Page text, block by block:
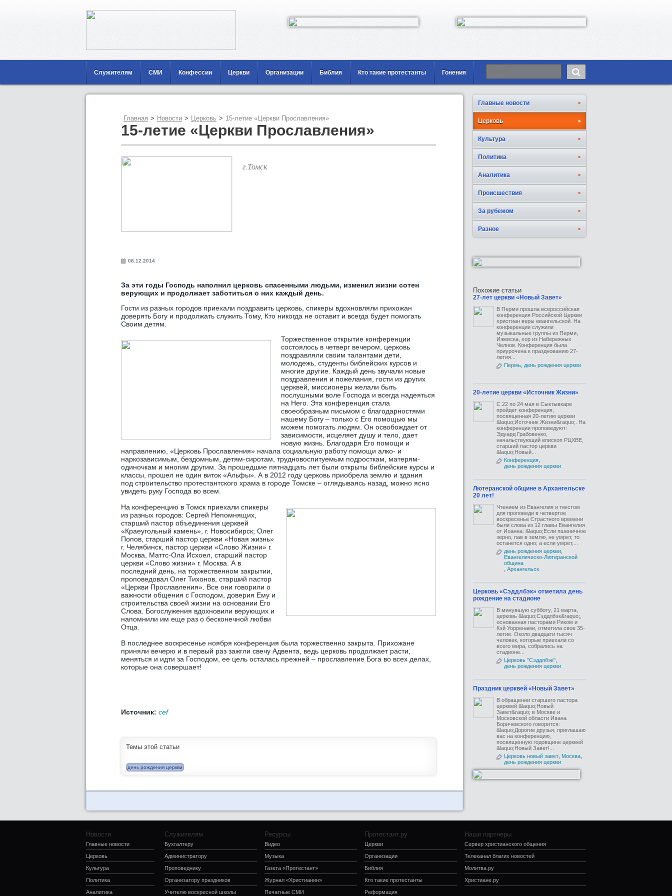
Служителям СМИ Конфессии Церкви Организации Библия Кто такие протестанты Гонения
Главная > Новости > Церковь > 15-летие «Церкви Прославления»
15-летие «Церкви Прославления»
г.Томск
08.12.2014
За эти годы Господь наполнил церковь спасенными людьми, изменил жизни сотен
верующих и продолжает заботиться о них каждый день.
Гости из разных городов приехали поздравить церковь, спикеры вдохновляли прихожан
доверять Богу и продолжать служить Тому, Кто никогда не оставит и всегда будет помогать
Своим детям.
Торжественное открытие конференции
состоялось в четверг вечером, церковь
поздравляли своим талантами дети,
молодежь, студенты библейских курсов и
многие другие. Каждый день звучали новые
поздравления и пожелания, гости из других
церквей, миссионеры желали быть
послушными воле Господа и всегда надеяться
на Него. Эта конференция стала
своеобразным письмом с благодарностями
нашему Богу – только с Его помощью мы
можем помогать людям. Он освобождает от
зависимости, исцеляет душу и тело, дает
новую жизнь. Благодаря Его помощи и
направлению, «Церковь Прославления» начала социальную работу помощи алко- и
наркозависимым, бездомным, детям-сиротам, трудновоспитуемым подросткам, матерям-
одиночкам и многим другим. За прошедшие пятнадцать лет были открыты библейские курсы и
классы, прошел не один виток «Альфы». А в 2012 году церковь приобрела землю и здания
под строительство протестантского храма в городе Томске – оглядываясь назад, можно ясно
увидеть руку Господа во всем.
На конференцию в Томск приехали спикеры
из разных городов: Сергей Непомнящих,
старший пастор объединения церквей
«Краеугольный камень», г. Новосибирск; Олег
Попов, старший пастор церкви «Новая жизнь»
г. Челябинск, пастор церкви «Слово Жизни» г.
Москва, Маттс-Ола Исхоел, старший пастор
церкви «Слово жизни» г. Москва. А в
последний день, на торжественном закрытии,
проповедовал Олег Тихонов, старший пастор
«Церкви Прославления». Все они говорили о
важности общения с Господом, доверия Ему и
строительства своей жизни на основании Его
Слова. Богослужения вдохновили верующих и
напомнили им еще раз о бесконечной любви
Отца.
В последнее воскресенье ноября конференция была торжественно закрыта. Прихожане
приняли вечерю и в первый раз зажгли свечу Адвента, ведь церковь продолжает расти,
меняться и идти за Господом, ее цель осталась прежней – прославление Бога во всех делах,
которые она совершает!
Источник: cef
Темы этой статьи
день рождения церкви
Главные новости
Церковь
Культура
Политика
Аналитика
Происшествия
За рубежом
Разное
Похожие статьи
27-лет церкви «Новый Завет»
В Перми прошла всероссийская
конференция Российской Церкви
христиан веры евангельской. На
конференции служили
музыкальные группы из Перми,
Ижевска, хор из Набережных
Челнов. Конференция была
приурочена к празднованию 27-
летия...
Пермь день рождения церкви
20-летие церкви «Источник Жизни»
С 22 по 24 мая в Сыктывкаре
пройдет конференция,
посвященная 20-летию церкви
&laquo;Источник Жизни&raquo;. На
конференции проповедуют:
Эдуард Грабовенко,
начальствующий епископ РЦХВЕ,
старший пастор церкви
&laquo;Новый...
Конференция
день рождения церкви
Лютеранской общине в Архангельске
20 лет!
Чтением из Евангелия и текстом
для проповеди в четвертое
воскресенье Страстного времени
были слова из 12 главы Евангелия
от Иоанна: &laquo;Если пшеничное
зерно, пав в землю, не умрет, то
останется одно; а если умрет,...
день рождения церкви
Евангелическо-Лютеранской
общинa
Архангельск
Церковь «Сэддлбэк» отметила день
рождение на стадионе
В минувшую субботу, 21 марта,
церковь &laquo;Сэддлбэк&raquo;,
основанная пасторами Риком и
Кэй Уорренами, отметила свое 35-
летие. Около двадцати тысяч
человек, которые приехали со
всего мира, собрались на
стадионе...
Церковь "Сэддлбэк"
день рождения церкви
Праздник церквей «Новый Завет»
В обращении старшего пастора
церквей &laquo;Новый
Завет&raquo; в Москве и
Московской области Ивана
Боричевского говорится:
&laquo;Дорогие друзья, приглашаю
вас на конференцию,
посвященную годовщине церквей
&laquo;Новый Завет!...
Церковь новый завет Москва
день рождения церкви
Новости
Главные новости
Церковь
Культура
Политика
Аналитика
Служителям
Бухгалтеру
Администратору
Проповеднику
Организатору праздников
Учителю воскресной школы
Ресурсы
Видео
Музыка
Газета «Протестант»
Журнал «Христианин»
Печатные СМИ
Протестант.ру
Церкви
Организации
Библия
Кто такие протестанты
Реформация
Наши партнеры
Сервер христианского общения
Телеканал благих новостей
Молитва.ру
Христиане.ру